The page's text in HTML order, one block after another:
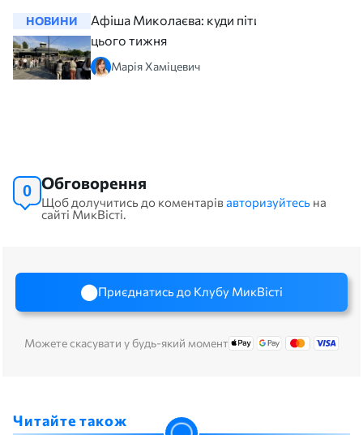
НОВИНИ
Афіша Миколаєва: куди піти
цього тижня
Марія Хаміцевич
0 Обговорення
Щоб долучитись до коментарівавторизуйтесь на
сайті МикВісті.
Приєднатись до Клубу МикВісті
Можете скасувати у будь-який момент
Читайте також